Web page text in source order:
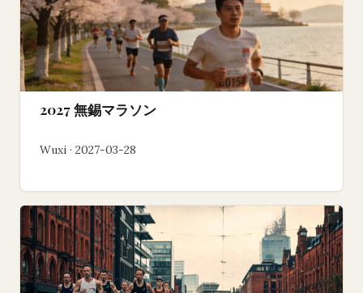
2027 無錫マラソン
Wuxi · 2027-03-28